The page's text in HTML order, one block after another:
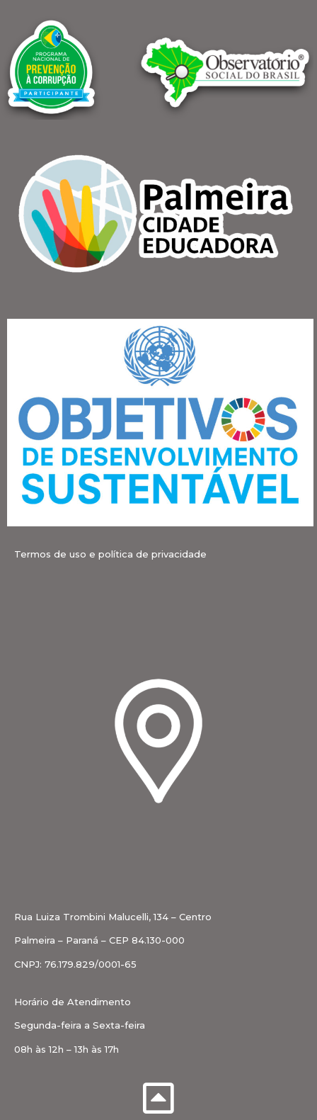
Termos de uso e política de privacidade
Rua Luiza Trombini Malucelli, 134 – Centro
Palmeira – Paraná – CEP 84.130-000
CNPJ: 76.179.829/0001-65
Horário de Atendimento
Segunda-feira a Sexta-feira
08h às 12h – 13h às 17h